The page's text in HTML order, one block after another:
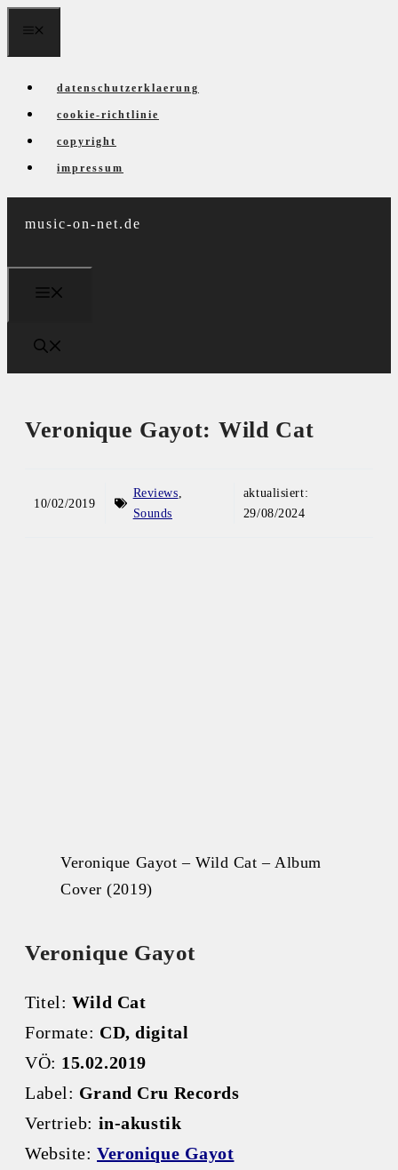
datenschutzerklaerung
cookie-richtlinie
copyright
impressum
music-on-net.de
Veronique Gayot: Wild Cat
10/02/2019
Reviews,
Sounds
aktualisiert:
29/08/2024
Veronique Gayot – Wild Cat – Album
Cover (2019)
Veronique Gayot
Titel: Wild Cat
Formate: CD, digital
VÖ: 15.02.2019
Label: Grand Cru Records
Vertrieb: in-akustik
Website:Veronique Gayot